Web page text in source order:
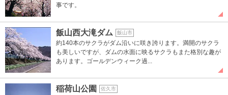
事です。
飯山西大滝ダム 飯山市
約140本のサクラがダム沿いに咲き誇ります。満開のサクラ
も美しいですが、ダムの水面に映るサクラもまた格別な趣が
あります。ゴールデンウィーク過...
稲荷山公園 佐久市